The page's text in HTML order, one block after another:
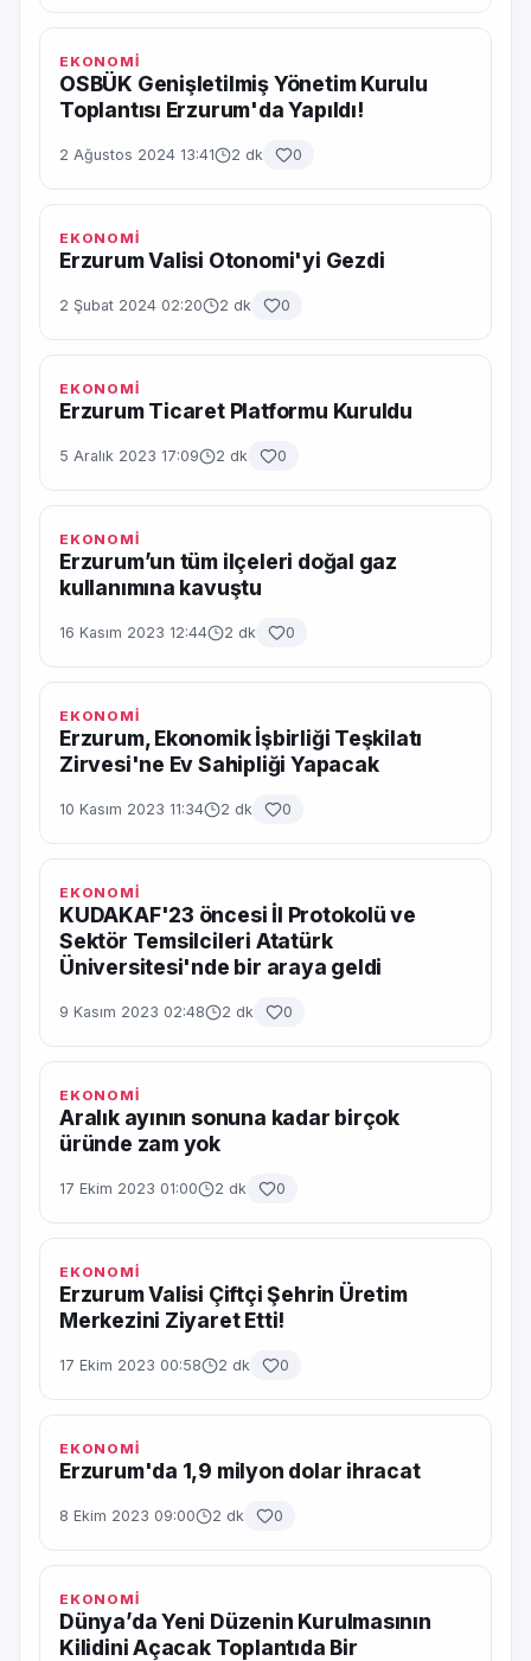
EKONOMİ
OSBÜK Genişletilmiş Yönetim Kurulu
Toplantısı Erzurum'da Yapıldı!
2 Ağustos 2024 13:41 2 dk 0
EKONOMİ
Erzurum Valisi Otonomi'yi Gezdi
2 Şubat 2024 02:20 2 dk 0
EKONOMİ
Erzurum Ticaret Platformu Kuruldu
5 Aralık 2023 17:09 2 dk 0
EKONOMİ
Erzurum’un tüm ilçeleri doğal gaz
kullanımına kavuştu
16 Kasım 2023 12:44 2 dk 0
EKONOMİ
Erzurum, Ekonomik İşbirliği Teşkilatı
Zirvesi'ne Ev Sahipliği Yapacak
10 Kasım 2023 11:34 2 dk 0
EKONOMİ
KUDAKAF'23 öncesi İl Protokolü ve
Sektör Temsilcileri Atatürk
Üniversitesi'nde bir araya geldi
9 Kasım 2023 02:48 2 dk 0
EKONOMİ
Aralık ayının sonuna kadar birçok
üründe zam yok
17 Ekim 2023 01:00 2 dk 0
EKONOMİ
Erzurum Valisi Çiftçi Şehrin Üretim
Merkezini Ziyaret Etti!
17 Ekim 2023 00:58 2 dk 0
EKONOMİ
Erzurum'da 1,9 milyon dolar ihracat
8 Ekim 2023 09:00 2 dk 0
EKONOMİ
Dünya’da Yeni Düzenin Kurulmasının
Kilidini Açacak Toplantıda Bir